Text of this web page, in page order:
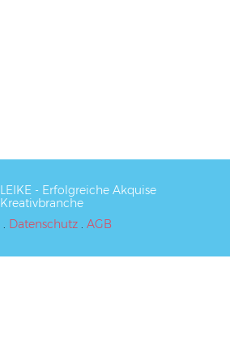
- Erfolgreiche Akquise
. Datenschutz. AGB